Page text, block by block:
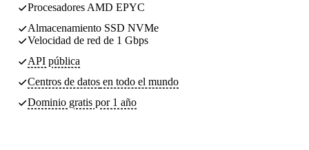
Procesadores AMD EPYC
Almacenamiento SSD NVMe
Velocidad de red de 1 Gbps
API pública
Centros de datos en todo el mundo
Dominio gratis por 1 año